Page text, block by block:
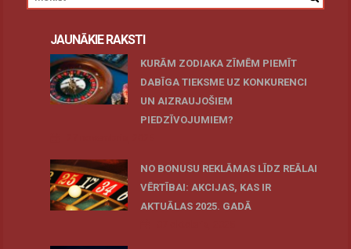
JAUNĀKIE RAKSTI
KURĀM ZODIAKA ZĪMĒM PIEMĪT
DABĪGA TIEKSME UZ KONKURENCI
UN AIZRAUJOŠIEM
PIEDZĪVOJUMIEM?
NO BONUSU REKLĀMAS LĪDZ REĀLAI
VĒRTĪBAI: AKCIJAS, KAS IR
AKTUĀLAS 2025. GADĀ